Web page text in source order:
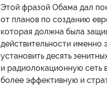
Этой фразой Обама дал
от планов по созданию
которая должна была
действительности именно
установить десять
и радиолокационную
более эффективную и